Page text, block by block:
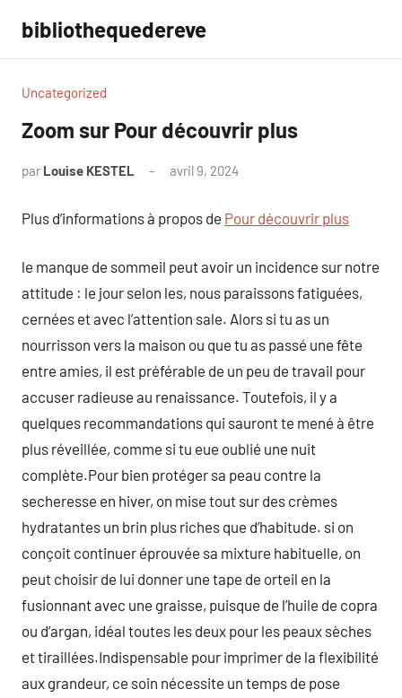
contenu
bibliothequedereve
Uncategorized
Zoom sur Pour découvrir plus
par Louise KESTEL avril 9, 2024
Plus d’informations à propos de Pour découvrir plus
le manque de sommeil peut avoir un incidence sur notre
attitude : le jour selon les, nous paraissons fatiguées,
cernées et avec l’attention sale. Alors si tu as un
nourrisson vers la maison ou que tu as passé une fête
entre amies, il est préférable de un peu de travail pour
accuser radieuse au renaissance. Toutefois, il y a
quelques recommandations qui sauront te mené à être
plus réveillée, comme si tu eue oublié une nuit
complète.Pour bien protéger sa peau contre la
secheresse en hiver, on mise tout sur des crèmes
hydratantes un brin plus riches que d’habitude. si on
conçoit continuer éprouvée sa mixture habituelle, on
peut choisir de lui donner une tape de orteil en la
fusionnant avec une graisse, puisque de l’huile de copra
ou d’argan, idéal toutes les deux pour les peaux sèches
et tiraillées.Indispensable pour imprimer de la flexibilité
aux grandeur, ce soin nécessite un temps de pose